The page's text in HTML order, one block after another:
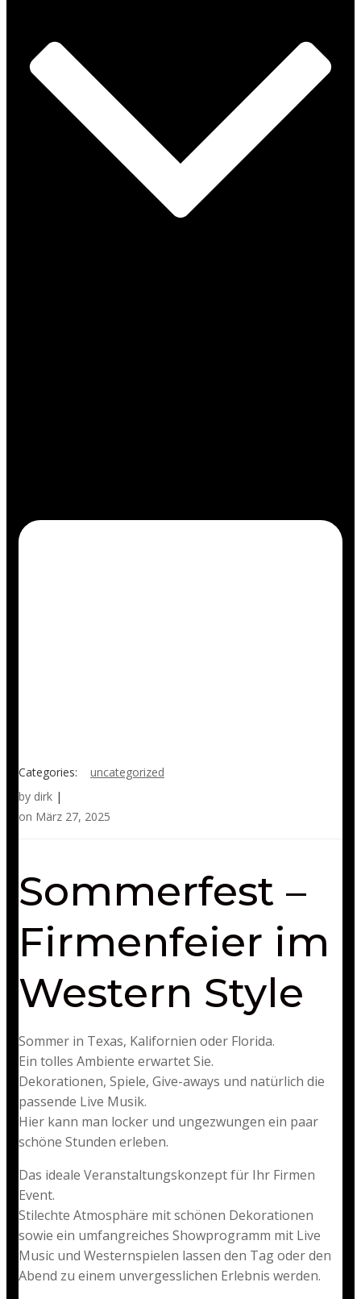
Categories:
uncategorized
by dirk |
on März 27, 2025
Sommerfest –
Firmenfeier im
Western Style
Sommer in Texas, Kalifornien oder Florida.
Ein tolles Ambiente erwartet Sie.
Dekorationen, Spiele, Give-aways und natürlich die
passende Live Musik.
Hier kann man locker und ungezwungen ein paar
schöne Stunden erleben.
Das ideale Veranstaltungskonzept für Ihr Firmen
Event.
Stilechte Atmosphäre mit schönen Dekorationen
sowie ein umfangreiches Showprogramm mit Live
Music und Westernspielen lassen den Tag oder den
Abend zu einem unvergesslichen Erlebnis werden.